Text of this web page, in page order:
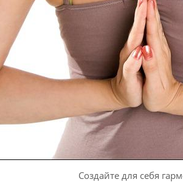
Создайте для себя